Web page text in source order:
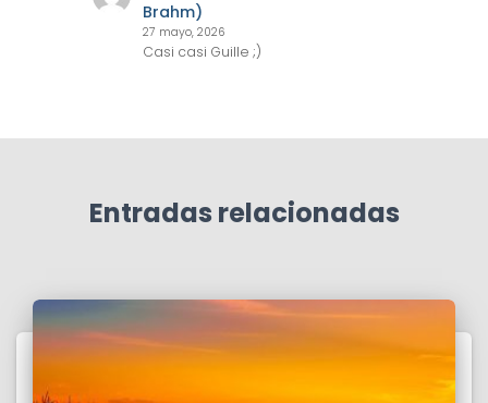
Brahm)
27 mayo, 2026
Casi casi Guille ;)
Entradas relacionadas